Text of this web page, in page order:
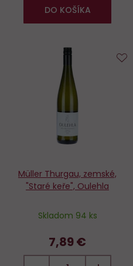
DO KOŠÍKA
Müller Thurgau, zemské,
"Staré keře", Oulehla
Skladom 94 ks
7,89 €